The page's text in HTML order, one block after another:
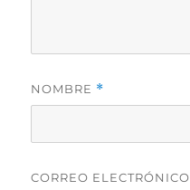
NOMBRE *
CORREO ELECTRÓNICO